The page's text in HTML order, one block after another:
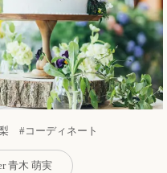
#コーディネート
青木 萌実